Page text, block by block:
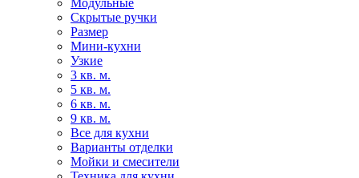
Модульные
Скрытые ручки
Размер
Мини-кухни
Узкие
3 кв. м.
5 кв. м.
6 кв. м.
9 кв. м.
Все для кухни
Варианты отделки
Мойки и смесители